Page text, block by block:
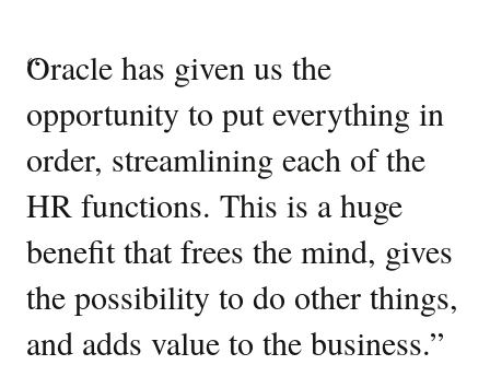
“
Oracle has given us the
opportunity to put everything in
order, streamlining each of the
HR functions. This is a huge
benefit that frees the mind, gives
the possibility to do other things,
and adds value to the business.”